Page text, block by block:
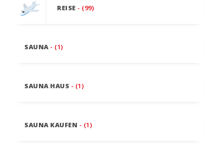
REISE - (99)
SAUNA - (1)
SAUNA HAUS - (1)
SAUNA KAUFEN - (1)